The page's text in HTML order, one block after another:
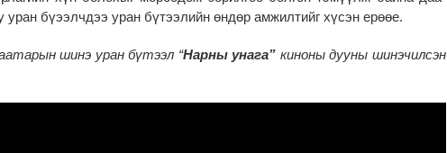
уран бүээлчдээ уран бүтээлийн өндөр амжилтийг хүсэн ерөөе.
шинэ уран бүтээл “Нарны унага” киноны дууны шинэчилсэн